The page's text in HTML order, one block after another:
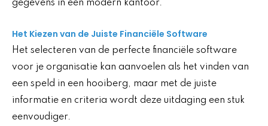
Het Kiezen van de Juiste Financiële Software
Het selecteren van de perfecte financiële software
voor je organisatie kan aanvoelen als het vinden van
een speld in een hooiberg, maar met de juiste
informatie en criteria wordt deze uitdaging een stuk
eenvoudiger.